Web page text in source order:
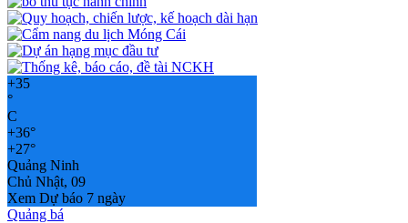
+35
°
C
+36°
+27°
Quảng Ninh
Chủ Nhật, 09
Xem Dự báo 7 ngày
Quảng bá